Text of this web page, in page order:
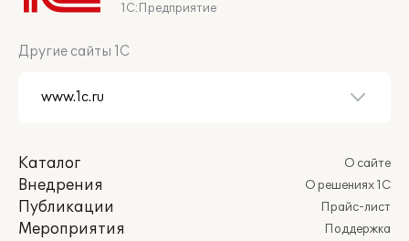
1С:Предприятие
Другие сайты 1С
Каталог
Внедрения
Публикации
Мероприятия
О сайте
О решениях 1С
Прайс-лист
Поддержка